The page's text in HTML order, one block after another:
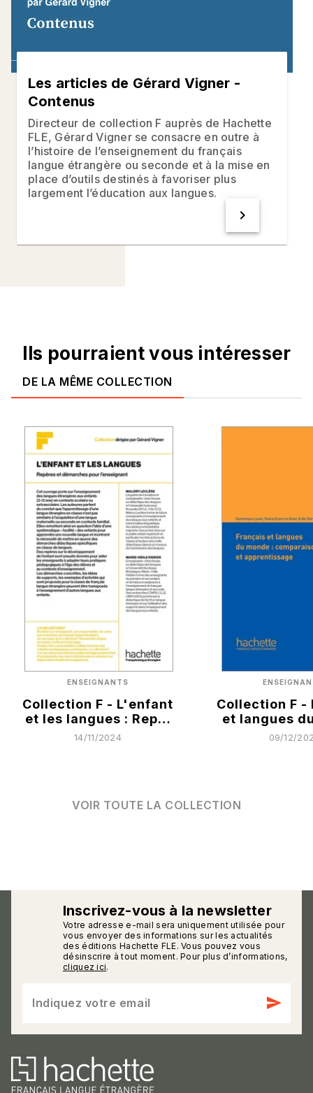
Les articles de Gérard Vigner -
Contenus
Directeur de collection F auprès de Hachette
FLE, Gérard Vigner se consacre en outre à
l’histoire de l’enseignement du français
langue étrangère ou seconde et à la mise en
place d’outils destinés à favoriser plus
largement l’éducation aux langues.
chevron_right
Ils pourraient vous intéresser
DE LA MÊME COLLECTION
ENSEIGNANTS
Collection F - L'enfant
et les langues : Rep…
14/11/2024
Collection F -
et langues
09/12/
VOIR TOUTE LA COLLECTION
Inscrivez-vous à la newsletter
Votre adresse e-mail sera uniquement utilisée pour
vous envoyer des informations sur les actualités
des éditions Hachette FLE. Vous pouvez vous
désinscrire à tout moment. Pour plus d’informations,
cliquez ici.
Indiquez votre email send